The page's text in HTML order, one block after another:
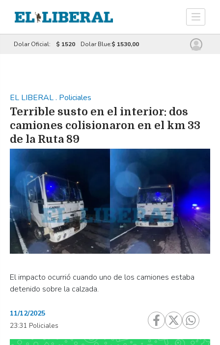
Dolar Oficial: $ 1520 Dolar Blue:$ 1530,00
EL LIBERAL. Policiales
Terrible susto en el interior: dos
camiones colisionaron en el km 33
de la Ruta 89
El impacto ocurrió cuando uno de los camiones estaba
detenido sobre la calzada.
11/12/2025
23:31 Policiales